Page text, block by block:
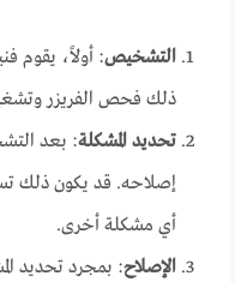
التشخيص: أولاً، يقوم
ذلك فحص الفريزر
تحديد المشكلة: بعد
إصلاحه. قد يكون ذلك
أي مشكلة أخرى.
الإصلاح: بمجرد تحديد